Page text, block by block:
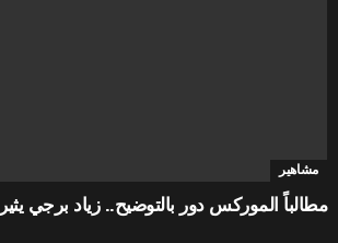
مشاهير
مطالباً الموركس دور بالتوضيح.. زياد برجي